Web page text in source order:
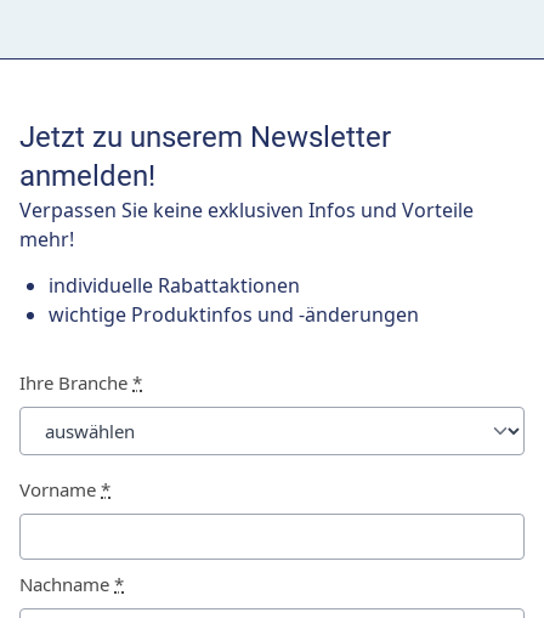
Jetzt zu unserem Newsletter
anmelden!
Verpassen Sie keine exklusiven Infos und Vorteile
mehr!
individuelle Rabattaktionen
wichtige Produktinfos und -änderungen
Ihre Branche *
Vorname *
Nachname *